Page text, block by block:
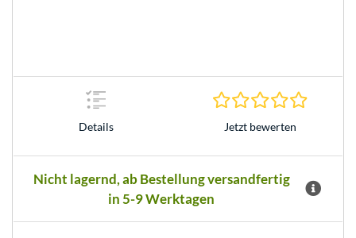
Details Jetzt bewerten
Nicht lagernd, ab Bestellung versandfertig
in 5-9 Werktagen